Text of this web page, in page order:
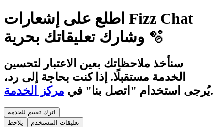
اطلع على إشعارات Fizz Chat
وشارك تعليقاتك بحرية 🫧
سنأخذ ملاحظاتك بعين الاعتبار لتحسين
الخدمة مستقبلًا. إذا كنت بحاجة إلى رد،
يُرجى استخدام "اتصل بنا" في مركز الخدمة .
اترك تقييم للخدمة
يلاحظ
تعليقات المستخدم